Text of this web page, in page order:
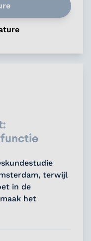
terwijl
in de
het